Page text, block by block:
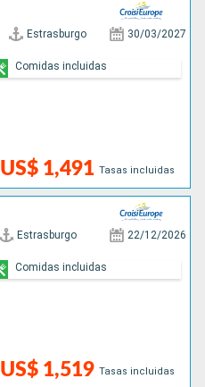
Estrasburgo 30/03/2027
US$ 1,491 Tasas incluidas
Comidas incluidas
Estrasburgo 22/12/2026
US$ 1,519 Tasas incluidas
Comidas incluidas